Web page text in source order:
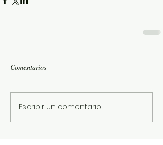
Comentarios
Escribir un comentario...